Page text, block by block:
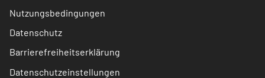
Nutzungsbedingungen
Datenschutz
Barrierefreiheitserklärung
Datenschutzeinstellungen